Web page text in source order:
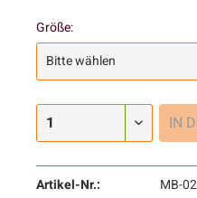
Größe:
IN
Artikel-Nr.:
MB-